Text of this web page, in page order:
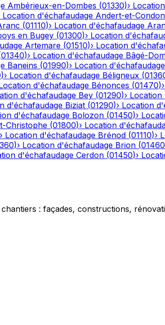
Ambérieux-en-Dombes (01330)›
Location d'échafaudage Andert-et-Condon
(01110)› Location d'échafaudage
en Bugey (01300)› Location
Artemare (01510)› Location
01340)› Location d'échafaudage Bâgé-
Baneins (01990)› Location d'échafaudage
)› Location d'échafaudage Béligneux (
d'échafaudage Bénonces (01470)›
d'échafaudage Bey (01290)› Location
d'échafaudage Biziat (01290)› Location
d'échafaudage Bolozon (01450)›
Christophe (01800)› Location
› Location d'échafaudage Brénod (01110)›
)› Location d'échafaudage Brion (01460
d'échafaudage Cerdon (01450)›
: façades, constructions,